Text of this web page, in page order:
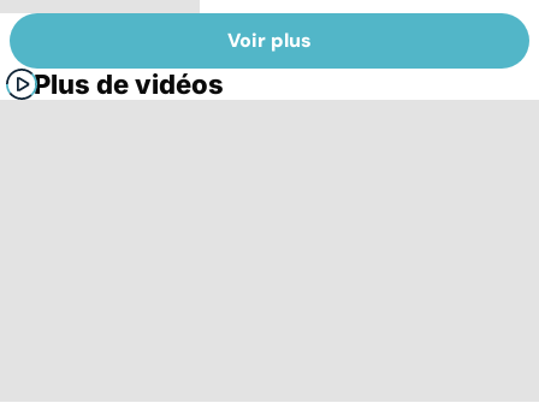
Voir plus
Plus de vidéos